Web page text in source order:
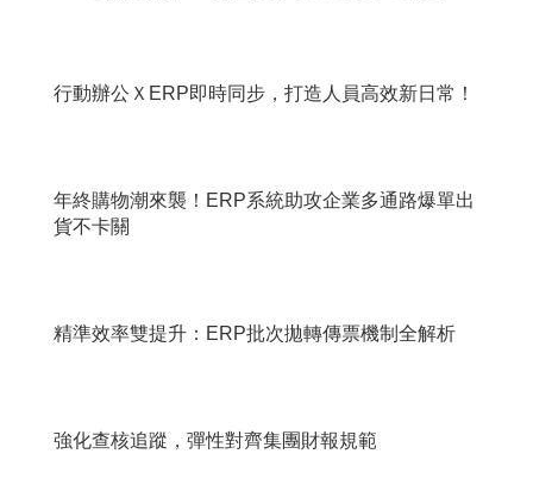
行動辦公ＸERP即時同步，打造人員高效新日常！
年終購物潮來襲！ERP系統助攻企業多通路爆單出
貨不卡關
精準效率雙提升：ERP批次拋轉傳票機制全解析
強化查核追蹤，彈性對齊集團財報規範